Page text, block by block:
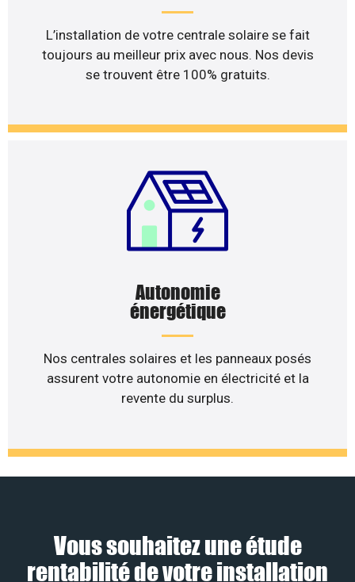
L’installation de votre centrale solaire se fait
toujours au meilleur prix avec nous. Nos devis
se trouvent être 100% gratuits.
Autonomie
énergétique
Nos centrales solaires et les panneaux posés
assurent votre autonomie en électricité et la
revente du surplus.
Vous souhaitez une étude
rentabilité de votre installation